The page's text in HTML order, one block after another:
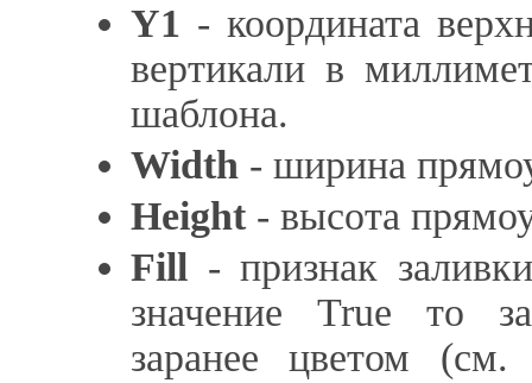
Y1 - координата
вертикали в
шаблона.
Width - ширина
Height- высота
Fill - признак
значение True то
заранее цветом